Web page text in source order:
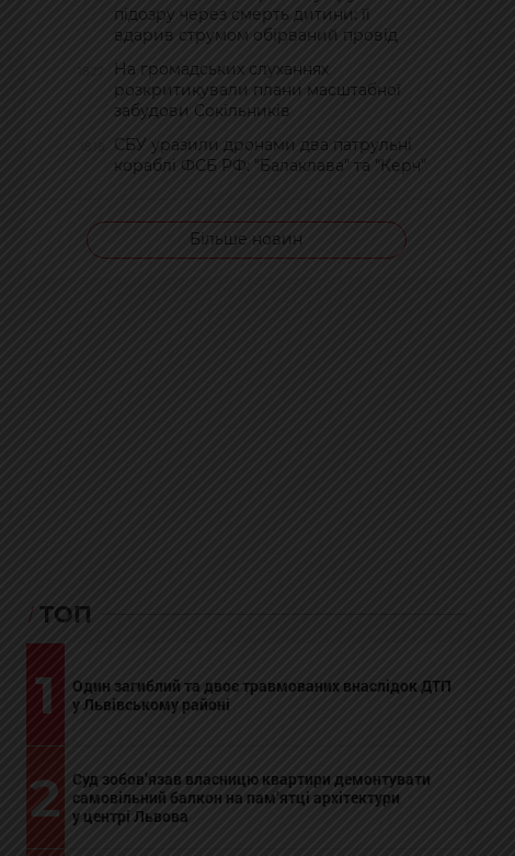
підозру через смерть дитини: її
вдарив струмом обірваний провід
На громадських слуханнях
розкритикували плани масштабної
забудови Сокільників
СБУ уразили дронами два патрульні
кораблі ФСБ РФ: "Балаклава" та "Керч"
Більше новин
ТОП
1
Один загиблий та двоє травмованих внаслідок ДТП
у Львівському районі
2
Суд зобов’язав власницю квартири демонтувати
самовільний балкон на пам’ятці архітектури
у центрі Львова